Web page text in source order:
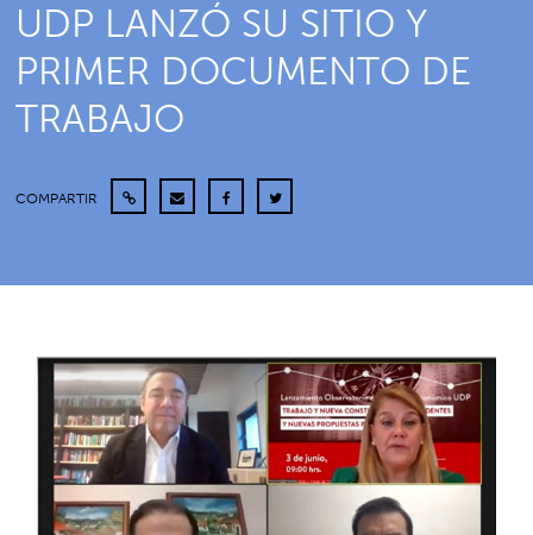
UDP LANZÓ SU SITIO Y
PRIMER DOCUMENTO DE
TRABAJO
COMPARTIR